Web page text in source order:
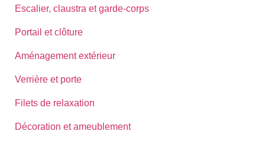
Escalier, claustra et garde-corps
Portail et clôture
Aménagement extérieur
Verrière et porte
Filets de relaxation
Décoration et ameublement